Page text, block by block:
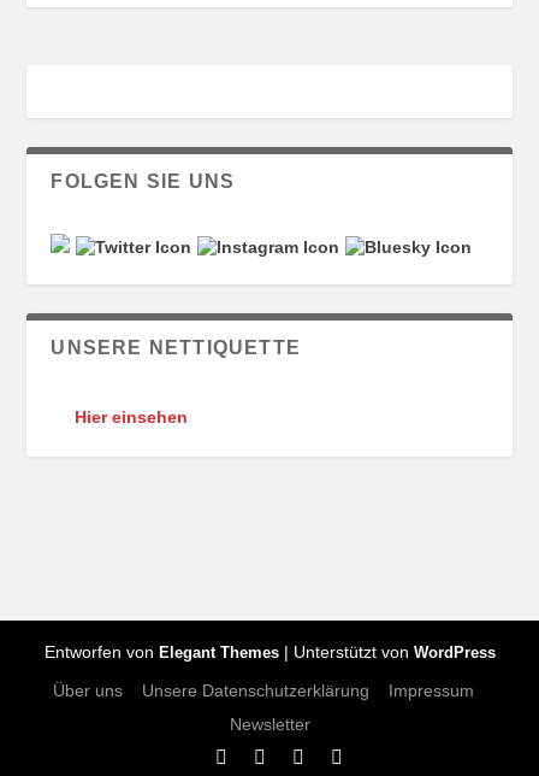
FOLGEN SIE UNS
UNSERE NETTIQUETTE
Hier einsehen
Entworfen von Elegant Themes| Unterstützt von WordPress
Über uns Unsere Datenschutzerklärung
Impressum
Newsletter